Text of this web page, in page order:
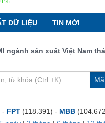
DỮ LIỆU TIN MỚI
sản xuất Việt Nam tháng
- FPT (118.391) - MBB